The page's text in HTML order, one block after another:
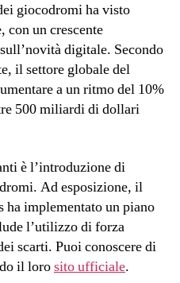
giocodromi ha visto
con un crescente
digitale. Secondo
il settore globale del
a un ritmo del 10%
500 miliardi di dollari
è l’introduzione di
Ad esposizione, il
ha implementato un piano
l’utilizzo di forza
scarti. Puoi conoscere di
il lorosito ufficiale.